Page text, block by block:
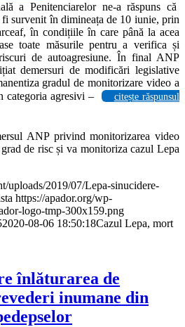
a Penitenciarelor ne-a răspuns că
survenit în dimineața de 10 iunie, prin
în condițiile în care până la acea
toate măsurile pentru a verifica și
de autoagresiune. În final ANP
demersuri de modificări legislative
gradul de monitorizare video a
categoria agresivi –
citește răspunsul
ANP privind monitorizarea video
de risc și va monitoriza cazul Lepa
uploads/2019/07/Lepa-sinucidere-
https://apador.org/wp-
logo-tmp-300x159.png
2020-08-06 18:50:18Cazul Lepa, mort
înlăturarea de
inumane din